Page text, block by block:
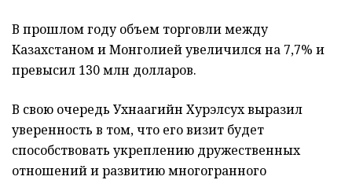
В прошлом году объем торговли между
Казахстаном и Монголией увеличился на 7,7% и
превысил 130 млн долларов.
В свою очередь Ухнаагийн Хурэлсух выразил
уверенность в том, что его визит будет
способствовать укреплению дружественных
отношений и развитию многогранного